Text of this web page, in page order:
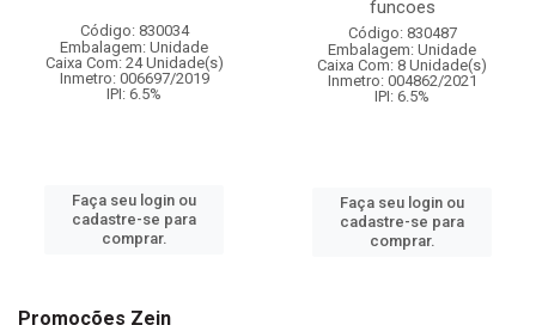
Código: 830034
Embalagem: Unidade
Caixa Com: 24 Unidade(s)
Inmetro: 006697/2019
IPI: 6.5%
Faça seu login ou
cadastre-se para
comprar.
funcoes
Código: 830487
Embalagem: Unidade
Caixa Com: 8 Unidade(s)
Inmetro: 004862/2021
IPI: 6.5%
Faça seu login ou
cadastre-se para
comprar.
Promoções Zein